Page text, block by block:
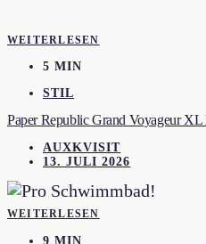
WEITERLESEN
5 MIN
STIL
Paper Republic Grand Voyageur
AUXKVISIT
13. JULI 2026
WEITERLESEN
9 MIN